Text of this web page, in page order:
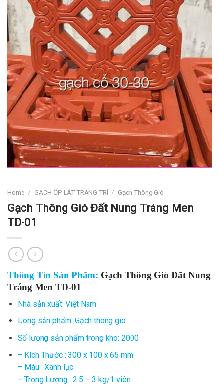
Home / GẠCH ỐP LÁT TRANG TRÍ / Gạch Thông Gió
Gạch Thông Gió Đất Nung Tráng Men
TD-01
Thông Tin Sản Phẩm: Gạch Thông Gió Đất Nung
Tráng Men TD-01
Nhà sản xuất: Việt Nam
Dòng sản phẩm: Gạch thông gió
Số lượng sản phẩm trong kho: 2000
– Kích Thước : 300 x 100 x 65 mm
– Màu : Xanh lục
– Trọng Lượng : 2.5 – 3 kg/1 viên